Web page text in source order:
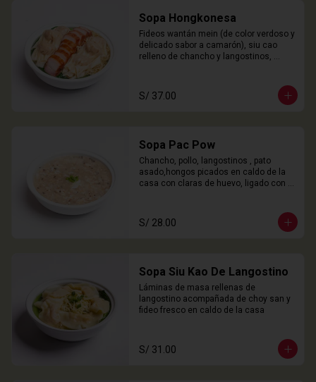
Sopa Hongkonesa
Fideos wantán mein (de color verdoso y
delicado sabor a camarón), siu cao
relleno de chancho y langostinos,
casa.
S/ 37.00
Sopa Pac Pow
Chancho, pollo, langostinos , pato
asado,hongos picados en caldo de la
casa con claras de huevo, ligado con
S/ 28.00
Sopa Siu Kao De Langostino
Láminas de masa rellenas de
langostino acompañada de choy san y
fideo fresco en caldo de la casa
S/ 31.00